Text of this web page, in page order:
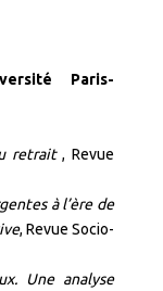
Paris-
retrait, Revue
à l’ère de
, Revue Socio-
Une analyse